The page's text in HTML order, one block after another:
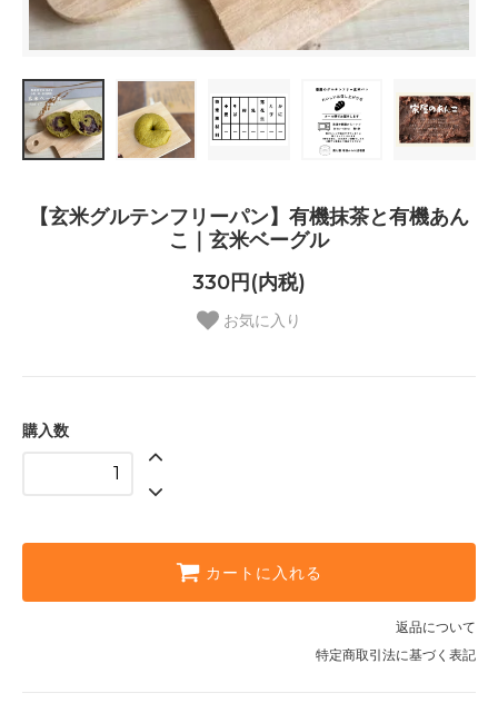
【玄米グルテンフリーパン】有機抹茶と有機あん
こ｜玄米ベーグル
330円(内税)
お気に入り
購入数
カートに入れる
返品について
特定商取引法に基づく表記